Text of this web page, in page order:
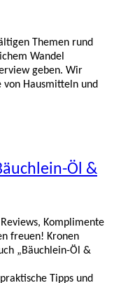
Themen rund
Wandel
geben. Wir
Hausmitteln und
Öl &
Komplimente
freuen! Kronen
„Bäuchlein-Öl &
Tipps und